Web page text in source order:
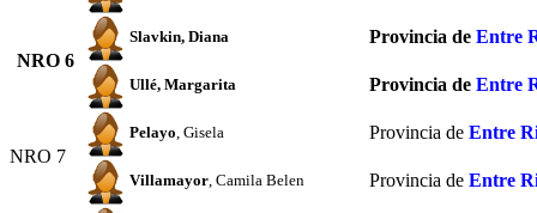
NRO 6
Slavkin, Diana Provincia de Entre
Ullé, Margarita Provincia de Entre
NRO 7
Pelayo , Gisela Provincia de Entre
Villamayor , Camila Belen Provincia de Entre